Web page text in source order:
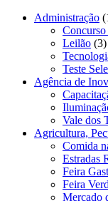
Administração
Leilão (3)
Teste
Agência de
Vale dos
Agricultura,
Comida
Estradas
Feira
Feira
Mercado